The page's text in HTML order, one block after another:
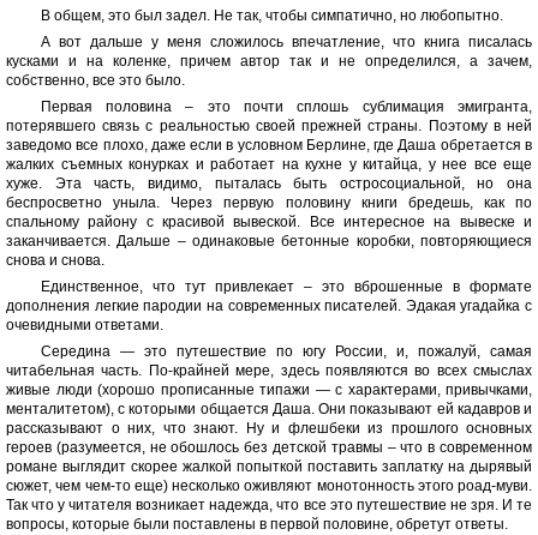
В общем, это был задел. Не так, чтобы симпатично, но любопытно.
А вот дальше у меня сложилось впечатление, что книга писалась
кусками и на коленке, причем автор так и не определился, а зачем,
собственно, все это было.
Первая половина – это почти сплошь сублимация эмигранта,
потерявшего связь с реальностью своей прежней страны. Поэтому в ней
заведомо все плохо, даже если в условном Берлине, где Даша обретается в
жалких съемных конурках и работает на кухне у китайца, у нее все еще
хуже. Эта часть, видимо, пыталась быть остросоциальной, но она
беспросветно уныла. Через первую половину книги бредешь, как по
спальному району с красивой вывеской. Все интересное на вывеске и
заканчивается. Дальше – одинаковые бетонные коробки, повторяющиеся
снова и снова.
Единственное, что тут привлекает – это вброшенные в формате
дополнения легкие пародии на современных писателей. Эдакая угадайка с
очевидными ответами.
Середина — это путешествие по югу России, и, пожалуй, самая
читабельная часть. По-крайней мере, здесь появляются во всех смыслах
живые люди (хорошо прописанные типажи — с характерами, привычками,
менталитетом), с которыми общается Даша. Они показывают ей кадавров и
рассказывают о них, что знают. Ну и флешбеки из прошлого основных
героев (разумеется, не обошлось без детской травмы – что в современном
романе выглядит скорее жалкой попыткой поставить заплатку на дырявый
сюжет, чем чем-то еще) несколько оживляют монотонность этого роад-муви.
Так что у читателя возникает надежда, что все это путешествие не зря. И те
вопросы, которые были поставлены в первой половине, обретут ответы.